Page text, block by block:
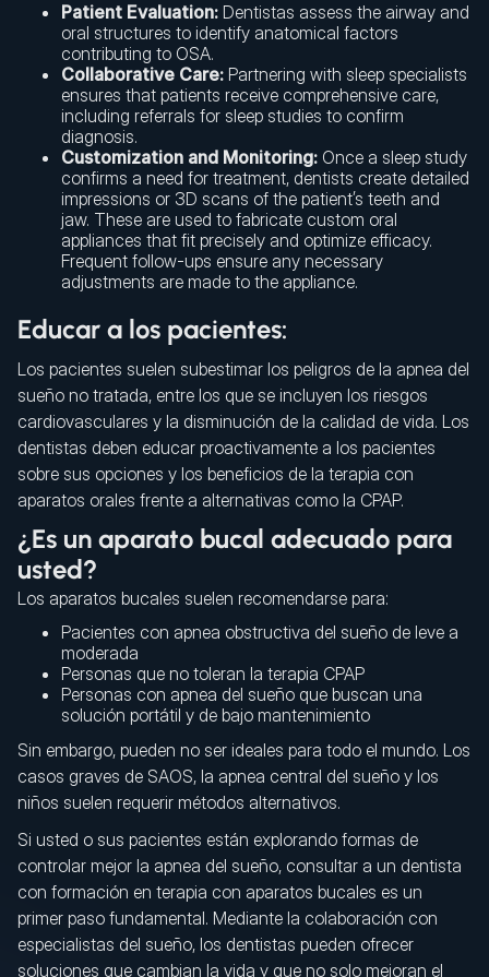
Patient Evaluation: Dentistas assess the airway and
oral structures to identify anatomical factors
contributing to OSA.
Collaborative Care: Partnering with sleep specialists
ensures that patients receive comprehensive care,
including referrals for sleep studies to confirm
diagnosis.
Customization and Monitoring: Once a sleep study
confirms a need for treatment, dentists create detailed
impressions or 3D scans of the patient’s teeth and
jaw. These are used to fabricate custom oral
appliances that fit precisely and optimize efficacy.
Frequent follow-ups ensure any necessary
adjustments are made to the appliance.
Educar a los pacientes:
Los pacientes suelen subestimar los peligros de la apnea del
sueño no tratada, entre los que se incluyen los riesgos
cardiovasculares y la disminución de la calidad de vida. Los
dentistas deben educar proactivamente a los pacientes
sobre sus opciones y los beneficios de la terapia con
aparatos orales frente a alternativas como la CPAP.
¿Es un aparato bucal adecuado para
usted?
Los aparatos bucales suelen recomendarse para:
Pacientes con apnea obstructiva del sueño de leve a
moderada
Personas que no toleran la terapia CPAP
Personas con apnea del sueño que buscan una
solución portátil y de bajo mantenimiento
Sin embargo, pueden no ser ideales para todo el mundo. Los
casos graves de SAOS, la apnea central del sueño y los
niños suelen requerir métodos alternativos.
Si usted o sus pacientes están explorando formas de
controlar mejor la apnea del sueño, consultar a un dentista
con formación en terapia con aparatos bucales es un
primer paso fundamental. Mediante la colaboración con
especialistas del sueño, los dentistas pueden ofrecer
soluciones que cambian la vida y que no solo mejoran el